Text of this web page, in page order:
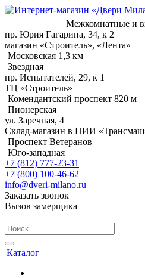
Межкомнатные и
пр. Юрия Гагарина, 34, к 2
магазин «Строитель», «Лента»
Московская 1,3 км
Звездная
пр. Испытателей, 29, к 1
ТЦ «Строитель»
Комендантский проспект 820 м
Пионерская
ул. Заречная, 4
Склад-магазин в НИИ
Проспект Ветеранов
Юго-западная
+7 (812) 777-23-31
+7 (800) 100-46-62
info@dveri-milano.ru
Заказать звонок
Вызов замерщика
Каталог